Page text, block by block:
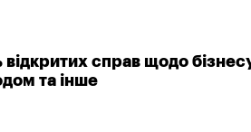
справ щодо
та інше